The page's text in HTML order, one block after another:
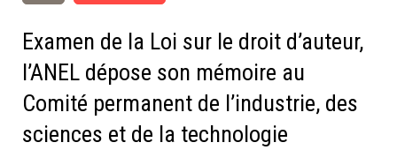
Examen de la Loi sur le droit d’auteur,
l’ANEL dépose son mémoire au
Comité permanent de l’industrie, des
sciences et de la technologie